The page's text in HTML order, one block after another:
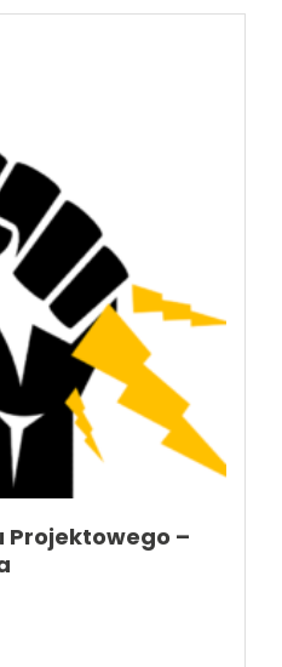
Projektowego –